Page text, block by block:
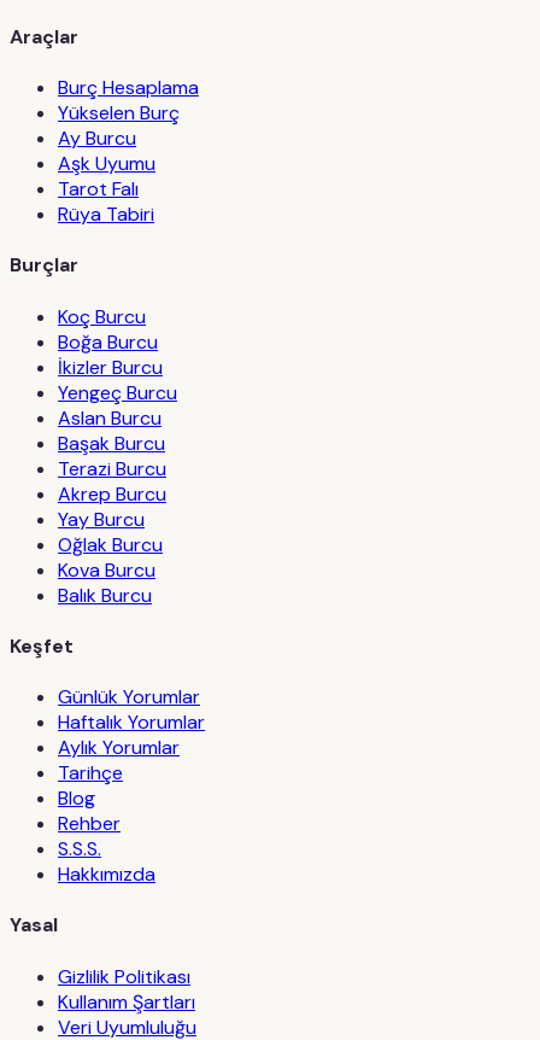
Araçlar
Burç Hesaplama
Yükselen Burç
Ay Burcu
Aşk Uyumu
Tarot Falı
Rüya Tabiri
Burçlar
Koç Burcu
Boğa Burcu
İkizler Burcu
Yengeç Burcu
Aslan Burcu
Başak Burcu
Terazi Burcu
Akrep Burcu
Yay Burcu
Oğlak Burcu
Kova Burcu
Balık Burcu
Keşfet
Günlük Yorumlar
Haftalık Yorumlar
Aylık Yorumlar
Tarihçe
Blog
Rehber
S.S.S.
Hakkımızda
Yasal
Gizlilik Politikası
Kullanım Şartları
Veri Uyumluluğu